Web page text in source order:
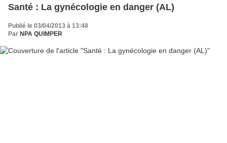
Santé : La gynécologie en danger (AL)
Publié le 03/04/2013 à 13:48
Par NPA QUIMPER